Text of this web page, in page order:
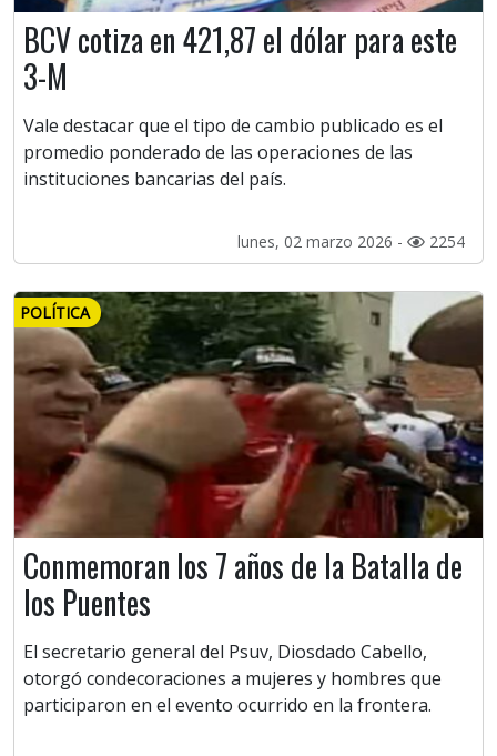
BCV cotiza en 421,87 el dólar para este
3-M
Vale destacar que el tipo de cambio publicado es el
promedio ponderado de las operaciones de las
instituciones bancarias del país.
lunes, 02 marzo 2026 - 2254
POLÍTICA
Conmemoran los 7 años de la Batalla de
los Puentes
El secretario general del Psuv, Diosdado Cabello,
otorgó condecoraciones a mujeres y hombres que
participaron en el evento ocurrido en la frontera.